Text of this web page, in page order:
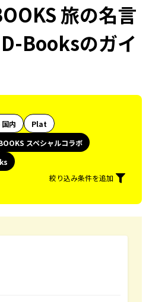
旅の名言
Booksのガイ
内
Plat
スペシャルコラボ
絞り込み条件を追加